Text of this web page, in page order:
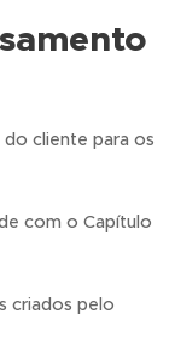
cliente para os
com o Capítulo
criados pelo